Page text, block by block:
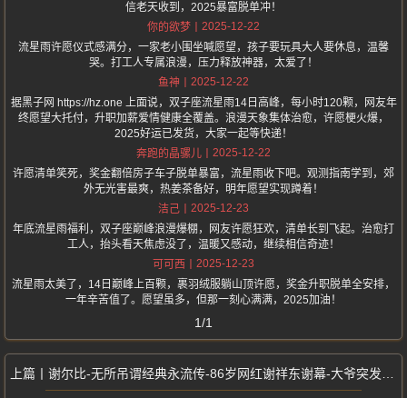
信老天收到，2025暴富脱单冲！
你的欲梦
2025-12-22
流星雨许愿仪式感满分，一家老小围坐喊愿望，孩子要玩具大人要休息，温馨
哭。打工人专属浪漫，压力释放神器，太爱了！
鱼神
2025-12-22
据黑子网 https://hz.one 上面说，双子座流星雨14日高峰，每小时120颗，网友年
终愿望大托付，升职加薪爱情健康全覆盖。浪漫天象集体治愈，许愿梗火爆，
2025好运已发货，大家一起等快递！
奔跑的晶骡儿
2025-12-22
许愿清单笑死，奖金翻倍房子车子脱单暴富，流星雨收下吧。观测指南学到，郊
外无光害最爽，热姜茶备好，明年愿望实现蹲着！
洁己
2025-12-23
年底流星雨福利，双子座巅峰浪漫爆棚，网友许愿狂欢，清单长到飞起。治愈打
工人，抬头看天焦虑没了，温暖又感动，继续相信奇迹！
可可西
2025-12-23
流星雨太美了，14日巅峰上百颗，裹羽绒服躺山顶许愿，奖金升职脱单全安排，
一年辛苦值了。愿望虽多，但那一刻心满满，2025加油！
1/1
谢尔比-无所吊谓经典永流传-86岁网红谢祥东谢幕-大爷突发离世